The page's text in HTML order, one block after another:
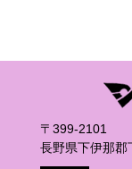
〒399-2101
長野県下伊那